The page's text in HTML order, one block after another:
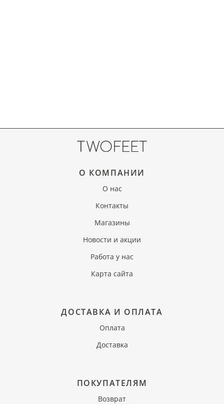
О КОМПАНИИ
О нас
Контакты
Магазины
Новости и акции
Работа у нас
Карта сайта
ДОСТАВКА И ОПЛАТА
Оплата
Доставка
ПОКУПАТЕЛЯМ
Возврат